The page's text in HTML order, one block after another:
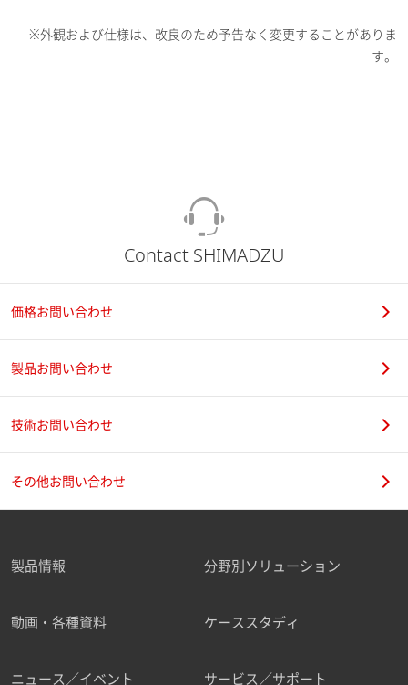
※外観および仕様は、改良のため予告なく変更することがありま
す。
Contact SHIMADZU
価格お問い合わせ
製品お問い合わせ
技術お問い合わせ
その他お問い合わせ
製品情報 分野別ソリューション
動画・各種資料 ケーススタディ
ニュース／イベント サービス／サポート